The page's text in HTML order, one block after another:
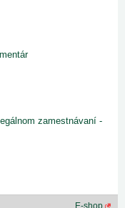
zamestnávaní -
E-shop